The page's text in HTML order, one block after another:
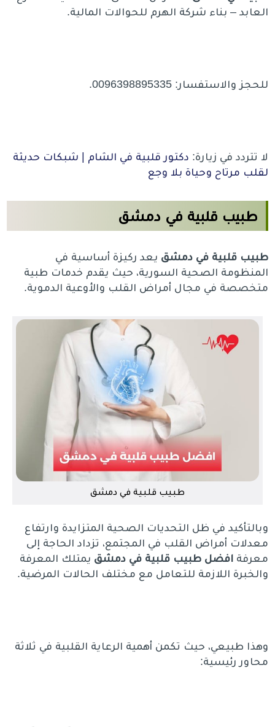
العابد – بناء شركة الهرم للحوالات المالية.
للحجز والاستفسار: 0096398895335.
لا تتردد في زيارة: دكتور قلبية في الشام | شبكات حديثة
لقلب مرتاح وحياة بلا وجع
طبيب قلبية في دمشق
طبيب قلبية في دمشق يعد ركيزة أساسية في
المنظومة الصحية السورية، حيث يقدم خدمات طبية
متخصصة في مجال أمراض القلب والأوعية الدموية.
طبيب قلبية في دمشق
وبالتأكيد في ظل التحديات الصحية المتزايدة وارتفاع
معدلات أمراض القلب في المجتمع، تزداد الحاجة إلى
معرفةافضل طبيب قلبية في دمشق يمتلك المعرفة
والخبرة اللازمة للتعامل مع مختلف الحالات المرضية.
وهذا طبيعي، حيث تكمن أهمية الرعاية القلبية في ثلاثة
محاور رئيسية: